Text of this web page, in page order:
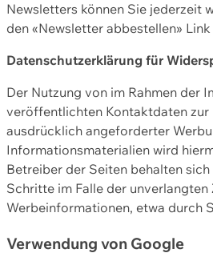
Newsletters können Sie jederzeit
den «Newsletter abbestellen»
Datenschutzerklärung für
Der Nutzung von im Rahmen der
veröffentlichten Kontaktdaten zur
ausdrücklich angeforderter
Informationsmaterialien wird
Betreiber der Seiten behalten
Schritte im Falle der unverlangten
Werbeinformationen, etwa durch
Verwendung von Google